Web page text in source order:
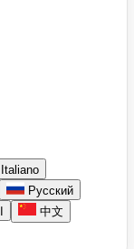
Italiano
Русский
中文